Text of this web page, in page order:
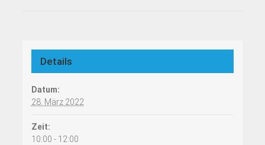
Details
Datum:
28. März 2022
Zeit:
10:00 - 12:00